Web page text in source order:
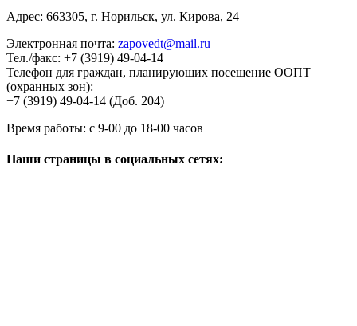
«Объединенная дирекция заповедников Таймыра»
Адрес:663305, г.Норильск,ул. Кирова, 24
Электронная почта:zapovedt@mail.ru
Тел./факс:+7 (3919) 49-04-14
Телефон для граждан, планирующих посещение ООПТ
+7 (3919) 49-04-14 (Доб. 204)
Время работы:с 9-00 до 18-00 часов